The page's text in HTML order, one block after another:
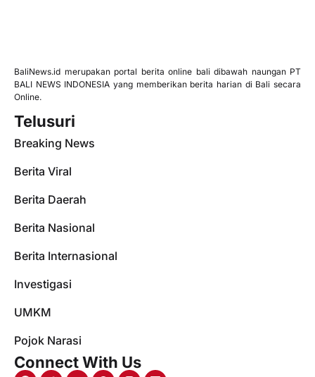
BaliNews.id merupakan portal berita online bali dibawah naungan PT
BALI NEWS INDONESIA yang memberikan berita harian di Bali secara
Online.
Telusuri
Breaking News
Berita Viral
Berita Daerah
Berita Nasional
Berita Internasional
Investigasi
UMKM
Pojok Narasi
Connect With Us